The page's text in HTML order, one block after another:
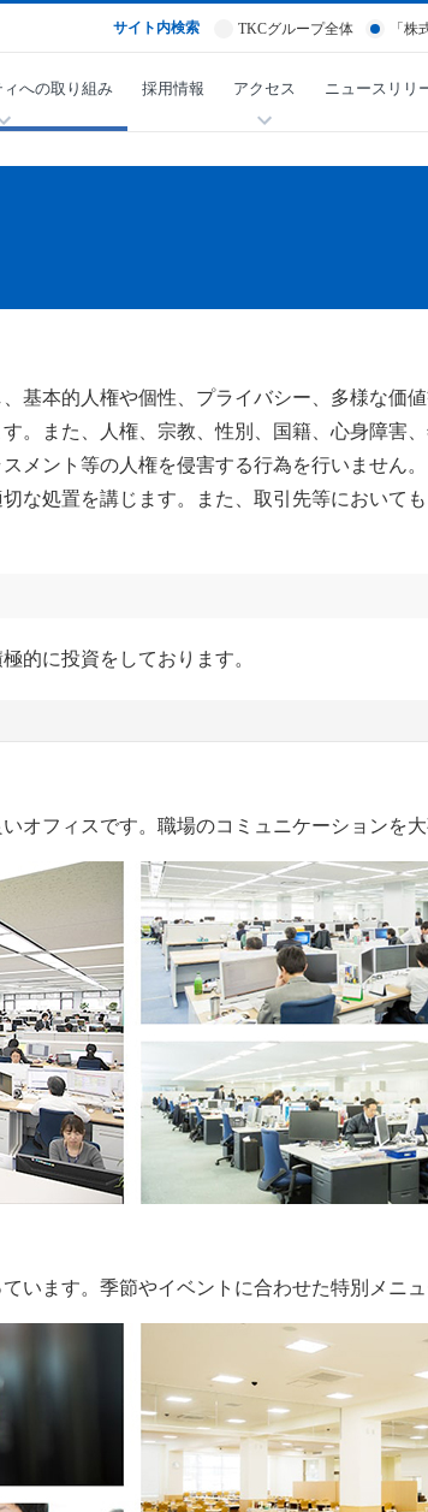
サイト内検索 TKCグループ全体 「
への取り組み 採用情報 アクセス ニュースリリ
基本的人権や個性、プライバシー、多様な価
。また、人権、宗教、性別、国籍、心身障害
メント等の人権を侵害する行為を行いません。
な処置を講じます。また、取引先等において
的に投資をしております。
オフィスです。職場のコミュニケーションを大
います。季節やイベントに合わせた特別メニュ